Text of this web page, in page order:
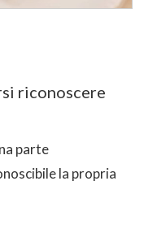
riconoscere
parte
la propria